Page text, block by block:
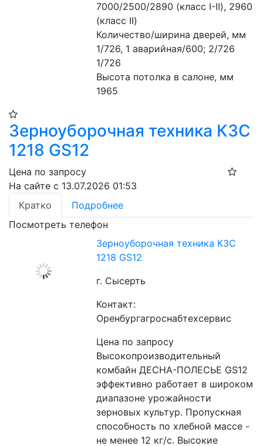
7000/2500/2890 (класс I-II), 2960
(класс II)
Количество/ширина дверей, мм
1/726, 1 аварийная/600; 2/726
1/726
Высота потолка в салоне, мм
1965
Зерноуборочная техника КЗС
1218 GS12
Цена по запросу
На сайте с 13.07.2026 01:53
Кратко
Подробнее
Посмотреть телефон
Зерноуборочная техника КЗС
1218 GS12
г. Сысерть
Контакт:
Оренбургагроснабтехсервис
Цена по запросу
Высокопроизводительный
комбайн ДЕСНА-ПОЛЕСЬЕ GS12
эффективно работает в широком
диапазоне урожайности
зерновых культур. Пропускная
способность по хлебной массе -
не менее 12 кг/с. Высокие